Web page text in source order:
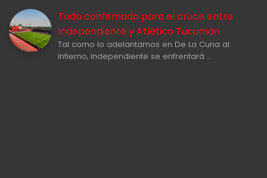
Todo confirmado para el cruce entre
Independiente y Atlético Tucumán
Tal como lo adelantamos en De La Cuna al
Infierno, Independiente se enfrentará …